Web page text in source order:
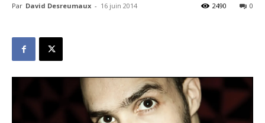
Par David Desreumaux - 16 juin 2014 0
2490